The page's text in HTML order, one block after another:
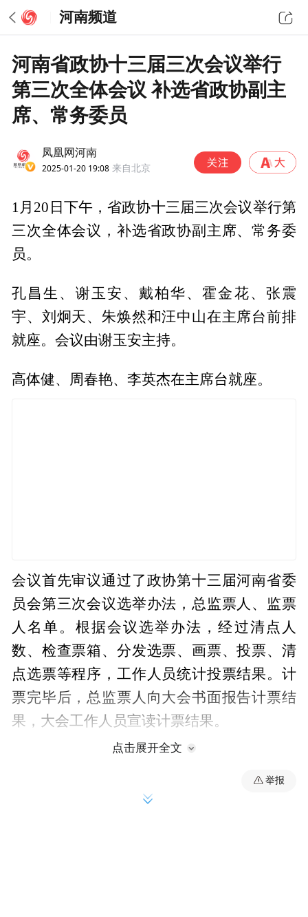
河南频道
河南省政协十三届三次会议举行
第三次全体会议 补选省政协副主
席、常务委员
凤凰网河南
2025-01-20 19:08 来自北京
1月20日下午，省政协十三届三次会议举行第
三次全体会议，补选省政协副主席、常务委
员。
孔昌生、谢玉安、戴柏华、霍金花、张震
宇、刘炯天、朱焕然和汪中山在主席台前排
就座。会议由谢玉安主持。
高体健、周春艳、李英杰在主席台就座。
会议首先审议通过了政协第十三届河南省委
员会第三次会议选举办法，总监票人、监票
人名单。根据会议选举办法，经过清点人
数、检查票箱、分发选票、画票、投票、清
点选票等程序，工作人员统计投票结果。计
票完毕后，总监票人向大会书面报告计票结
果，大会工作人员宣读计票结果。
孙运锋当选为政协第十三届河南省委员会副
主席，王载文、刘保仓、孙德中、李远、陈
点击展开全文
举报